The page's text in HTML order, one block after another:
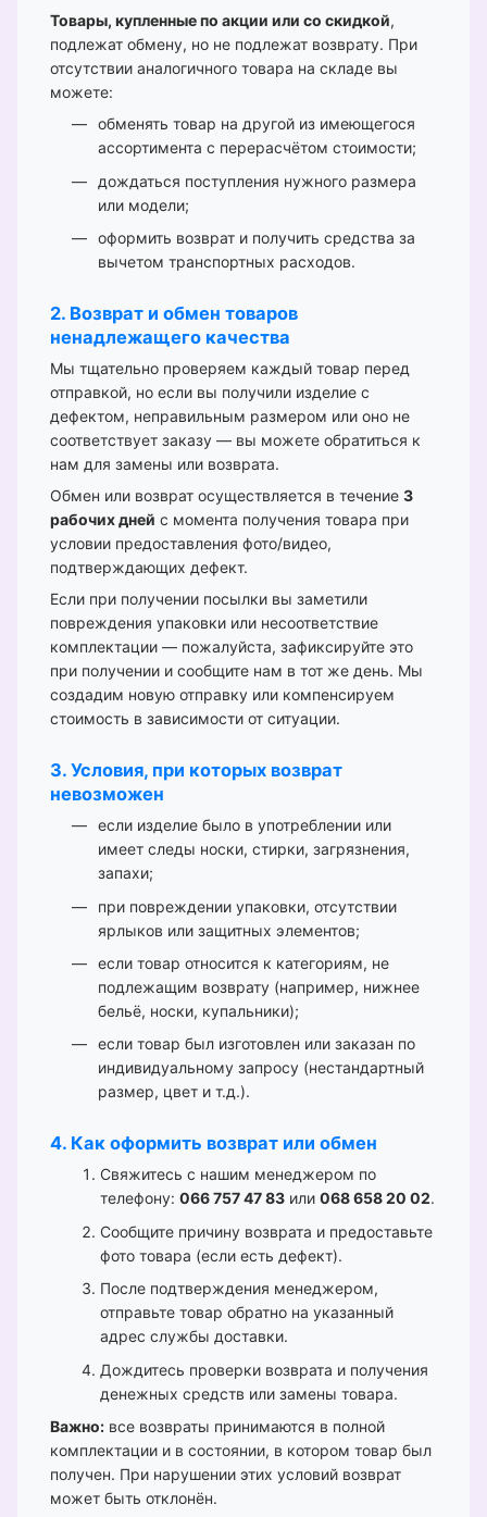
Товары, купленные по акции или со скидкой,
подлежат обмену, но не подлежат возврату. При
отсутствии аналогичного товара на складе вы
можете:
обменять товар на другой из имеющегося
ассортимента с перерасчётом стоимости;
дождаться поступления нужного размера
или модели;
оформить возврат и получить средства за
вычетом транспортных расходов.
2. Возврат и обмен товаров
ненадлежащего качества
Мы тщательно проверяем каждый товар перед
отправкой, но если вы получили изделие с
дефектом, неправильным размером или оно не
соответствует заказу — вы можете обратиться к
нам для замены или возврата.
Обмен или возврат осуществляется в течение 3
рабочих дней с момента получения товара при
условии предоставления фото/видео,
подтверждающих дефект.
Если при получении посылки вы заметили
повреждения упаковки или несоответствие
комплектации — пожалуйста, зафиксируйте это
при получении и сообщите нам в тот же день. Мы
создадим новую отправку или компенсируем
стоимость в зависимости от ситуации.
3. Условия, при которых возврат
невозможен
если изделие было в употреблении или
имеет следы носки, стирки, загрязнения,
запахи;
при повреждении упаковки, отсутствии
ярлыков или защитных элементов;
если товар относится к категориям, не
подлежащим возврату (например, нижнее
бельё, носки, купальники);
если товар был изготовлен или заказан по
индивидуальному запросу (нестандартный
размер, цвет и т.д.).
4. Как оформить возврат или обмен
Свяжитесь с нашим менеджером по
телефону: 066 757 47 83 или 068 658 20 02.
Сообщите причину возврата и предоставьте
фото товара (если есть дефект).
После подтверждения менеджером,
отправьте товар обратно на указанный
адрес службы доставки.
Дождитесь проверки возврата и получения
денежных средств или замены товара.
Важно: все возвраты принимаются в полной
комплектации и в состоянии, в котором товар был
получен. При нарушении этих условий возврат
может быть отклонён.